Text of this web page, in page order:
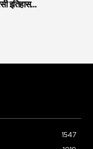
इतिहास…
1547